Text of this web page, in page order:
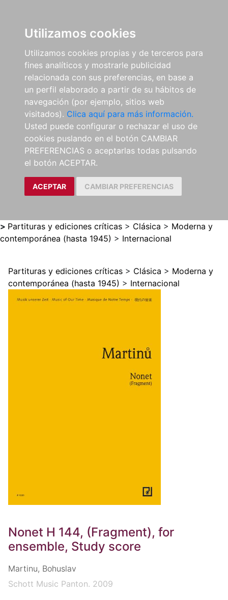
Utilizamos cookies
Utilizamos cookies propias y de terceros para
fines analíticos y mostrarle publicidad
relacionada con sus preferencias, en base a
un perfil elaborado a partir de su hábitos de
navegación (por ejemplo, sitios web
visitados). Clica aquí para más información.
Usted puede configurar o rechazar el uso de
cookies puslando en el botón CAMBIAR
PREFERENCIAS o aceptarlas todas pulsando
el botón ACEPTAR.
ACEPTAR CAMBIAR PREFERENCIAS
> Partituras y ediciones críticas > Clásica > Moderna y
contemporánea (hasta 1945) > Internacional
Partituras y ediciones críticas > Clásica > Moderna y
contemporánea (hasta 1945) > Internacional
Nonet H 144, (Fragment), for
ensemble, Study score
Martinu, Bohuslav
Schott Music Panton. 2009